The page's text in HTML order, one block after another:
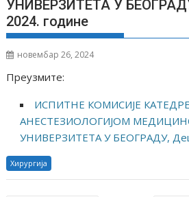
УНИВЕРЗИТЕТА У
2024. године
новембар 26, 2024
Преузмите:
ИСПИТНЕ КОМИСИЈЕ
АНЕСТЕЗИОЛОГИЈОМ
УНИВЕРЗИТЕТА У БЕОГРАДУ,
Хирургија